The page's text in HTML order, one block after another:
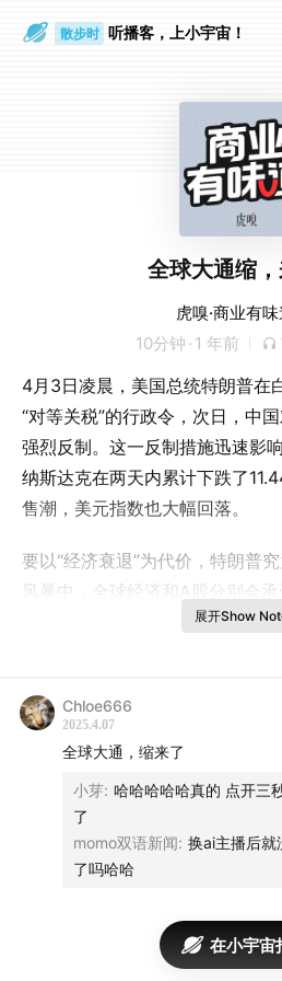
散步时 听播客，上小宇宙！
全球大通缩，
虎嗅·商业有味
10分钟 · 1 年前
4月3日凌晨，美国总统特朗普在
“对等关税”的行政令，次日，中
强烈反制。这一反制措施迅速影
纳斯达克在两天内累计下跌了
售潮，美元指数也大幅回落。
要以“经济衰退”为代价，特朗普
风暴中，全球经济和A股分别会
1:40 “关税豪赌”，除了维护科技
美国可能陷入“滞胀”危机，
通缩压力
全球“贸易战”风险，如何影
展开Show
Chloe666
2025.4.07
全球大通，缩来了
小芽: 哈哈哈哈哈真的 点开三
了
momo双语新闻: 换ai主播后就
了吗哈哈
在小宇宙